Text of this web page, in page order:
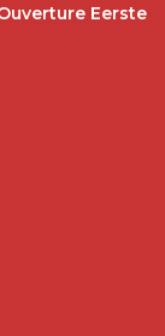
Eerste